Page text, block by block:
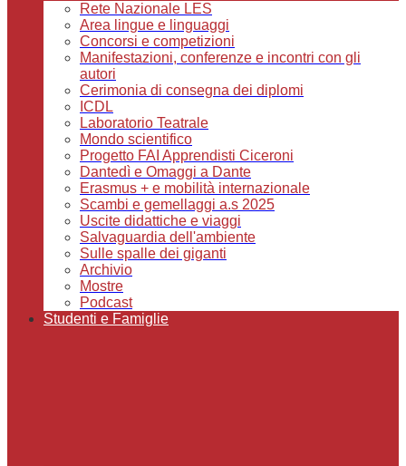
Rete Nazionale LES
Area lingue e linguaggi
Concorsi e competizioni
Manifestazioni, conferenze e incontri con gli
autori
Cerimonia di consegna dei diplomi
ICDL
Laboratorio Teatrale
Mondo scientifico
Progetto FAI Apprendisti Ciceroni
Dantedì e Omaggi a Dante
Erasmus + e mobilità internazionale
Scambi e gemellaggi a.s 2025
Uscite didattiche e viaggi
Salvaguardia dell'ambiente
Sulle spalle dei giganti
Archivio
Mostre
Podcast
Studenti e Famiglie